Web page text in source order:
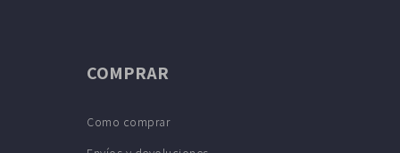
COMPRAR
Como comprar